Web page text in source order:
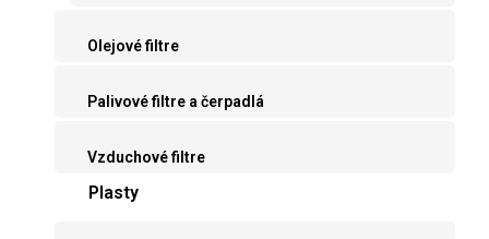
Olejové filtre
Palivové filtre a čerpadlá
Vzduchové filtre
Plasty